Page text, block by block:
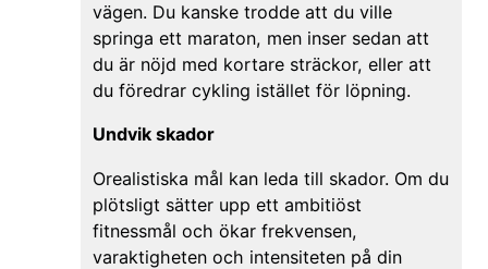
vägen. Du kanske trodde att du ville
springa ett maraton, men inser sedan att
du är nöjd med kortare sträckor, eller att
du föredrar cykling istället för löpning.
Undvik skador
Orealistiska mål kan leda till skador. Om du
plötsligt sätter upp ett ambitiöst
fitnessmål och ökar frekvensen,
varaktigheten och intensiteten på din